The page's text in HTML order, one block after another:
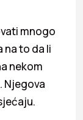
mnogo
na to da li
nekom
Njegova